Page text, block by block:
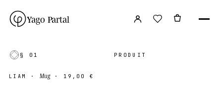
Yago Partal
§ 01 PRODUIT
LIAM · Mug· 19,00 €